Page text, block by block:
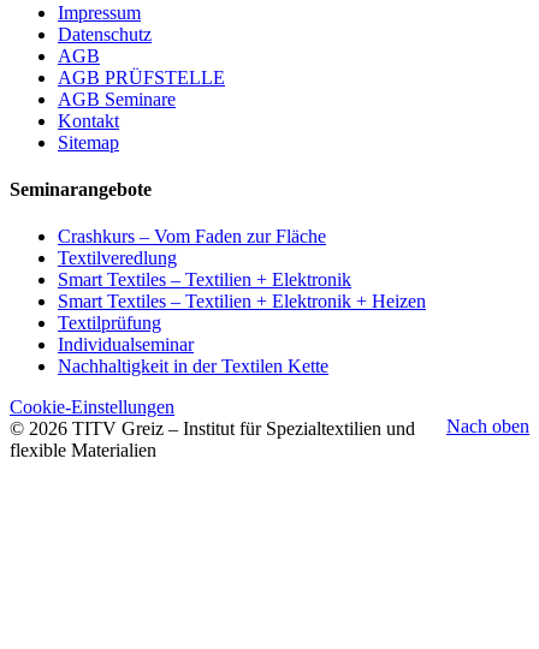
Impressum
Datenschutz
AGB
AGB PRÜFSTELLE
AGB Seminare
Kontakt
Sitemap
Seminarangebote
Crashkurs – Vom Faden zur Fläche
Textilveredlung
Smart Textiles – Textilien + Elektronik
Smart Textiles – Textilien + Elektronik + Heizen
Textilprüfung
Individualseminar
Nachhaltigkeit in der Textilen Kette
Nach oben
Cookie-Einstellungen
© 2026 TITV Greiz – Institut für Spezialtextilien und
flexible Materialien